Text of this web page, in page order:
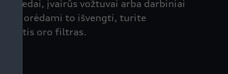
žiedai, įvairūs vožtuvai arba darbiniai
Norėdami to išvengti, turite
oro filtras.